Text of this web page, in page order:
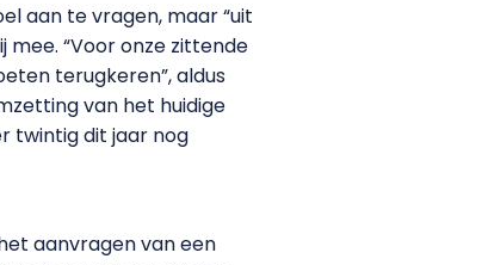
aan te vragen, maar “uit
mee. “Voor onze zittende
terugkeren”, aldus
van het huidige
twintig dit jaar nog
aanvragen van een